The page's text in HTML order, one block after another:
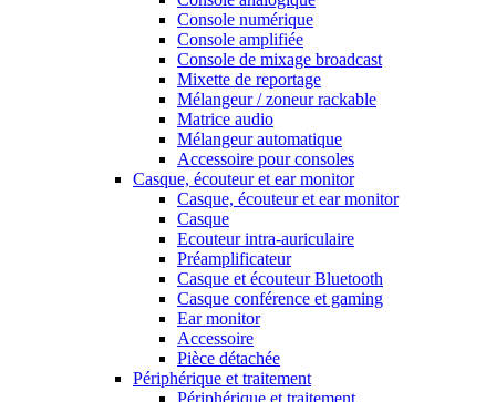
Console numérique
Console amplifiée
Console de mixage broadcast
Mixette de reportage
Mélangeur / zoneur rackable
Matrice audio
Mélangeur automatique
Accessoire pour consoles
Casque, écouteur et ear monitor
Casque, écouteur et ear monitor
Casque
Ecouteur intra-auriculaire
Préamplificateur
Casque et écouteur Bluetooth
Casque conférence et gaming
Ear monitor
Accessoire
Pièce détachée
Périphérique et traitement
Périphérique et traitement